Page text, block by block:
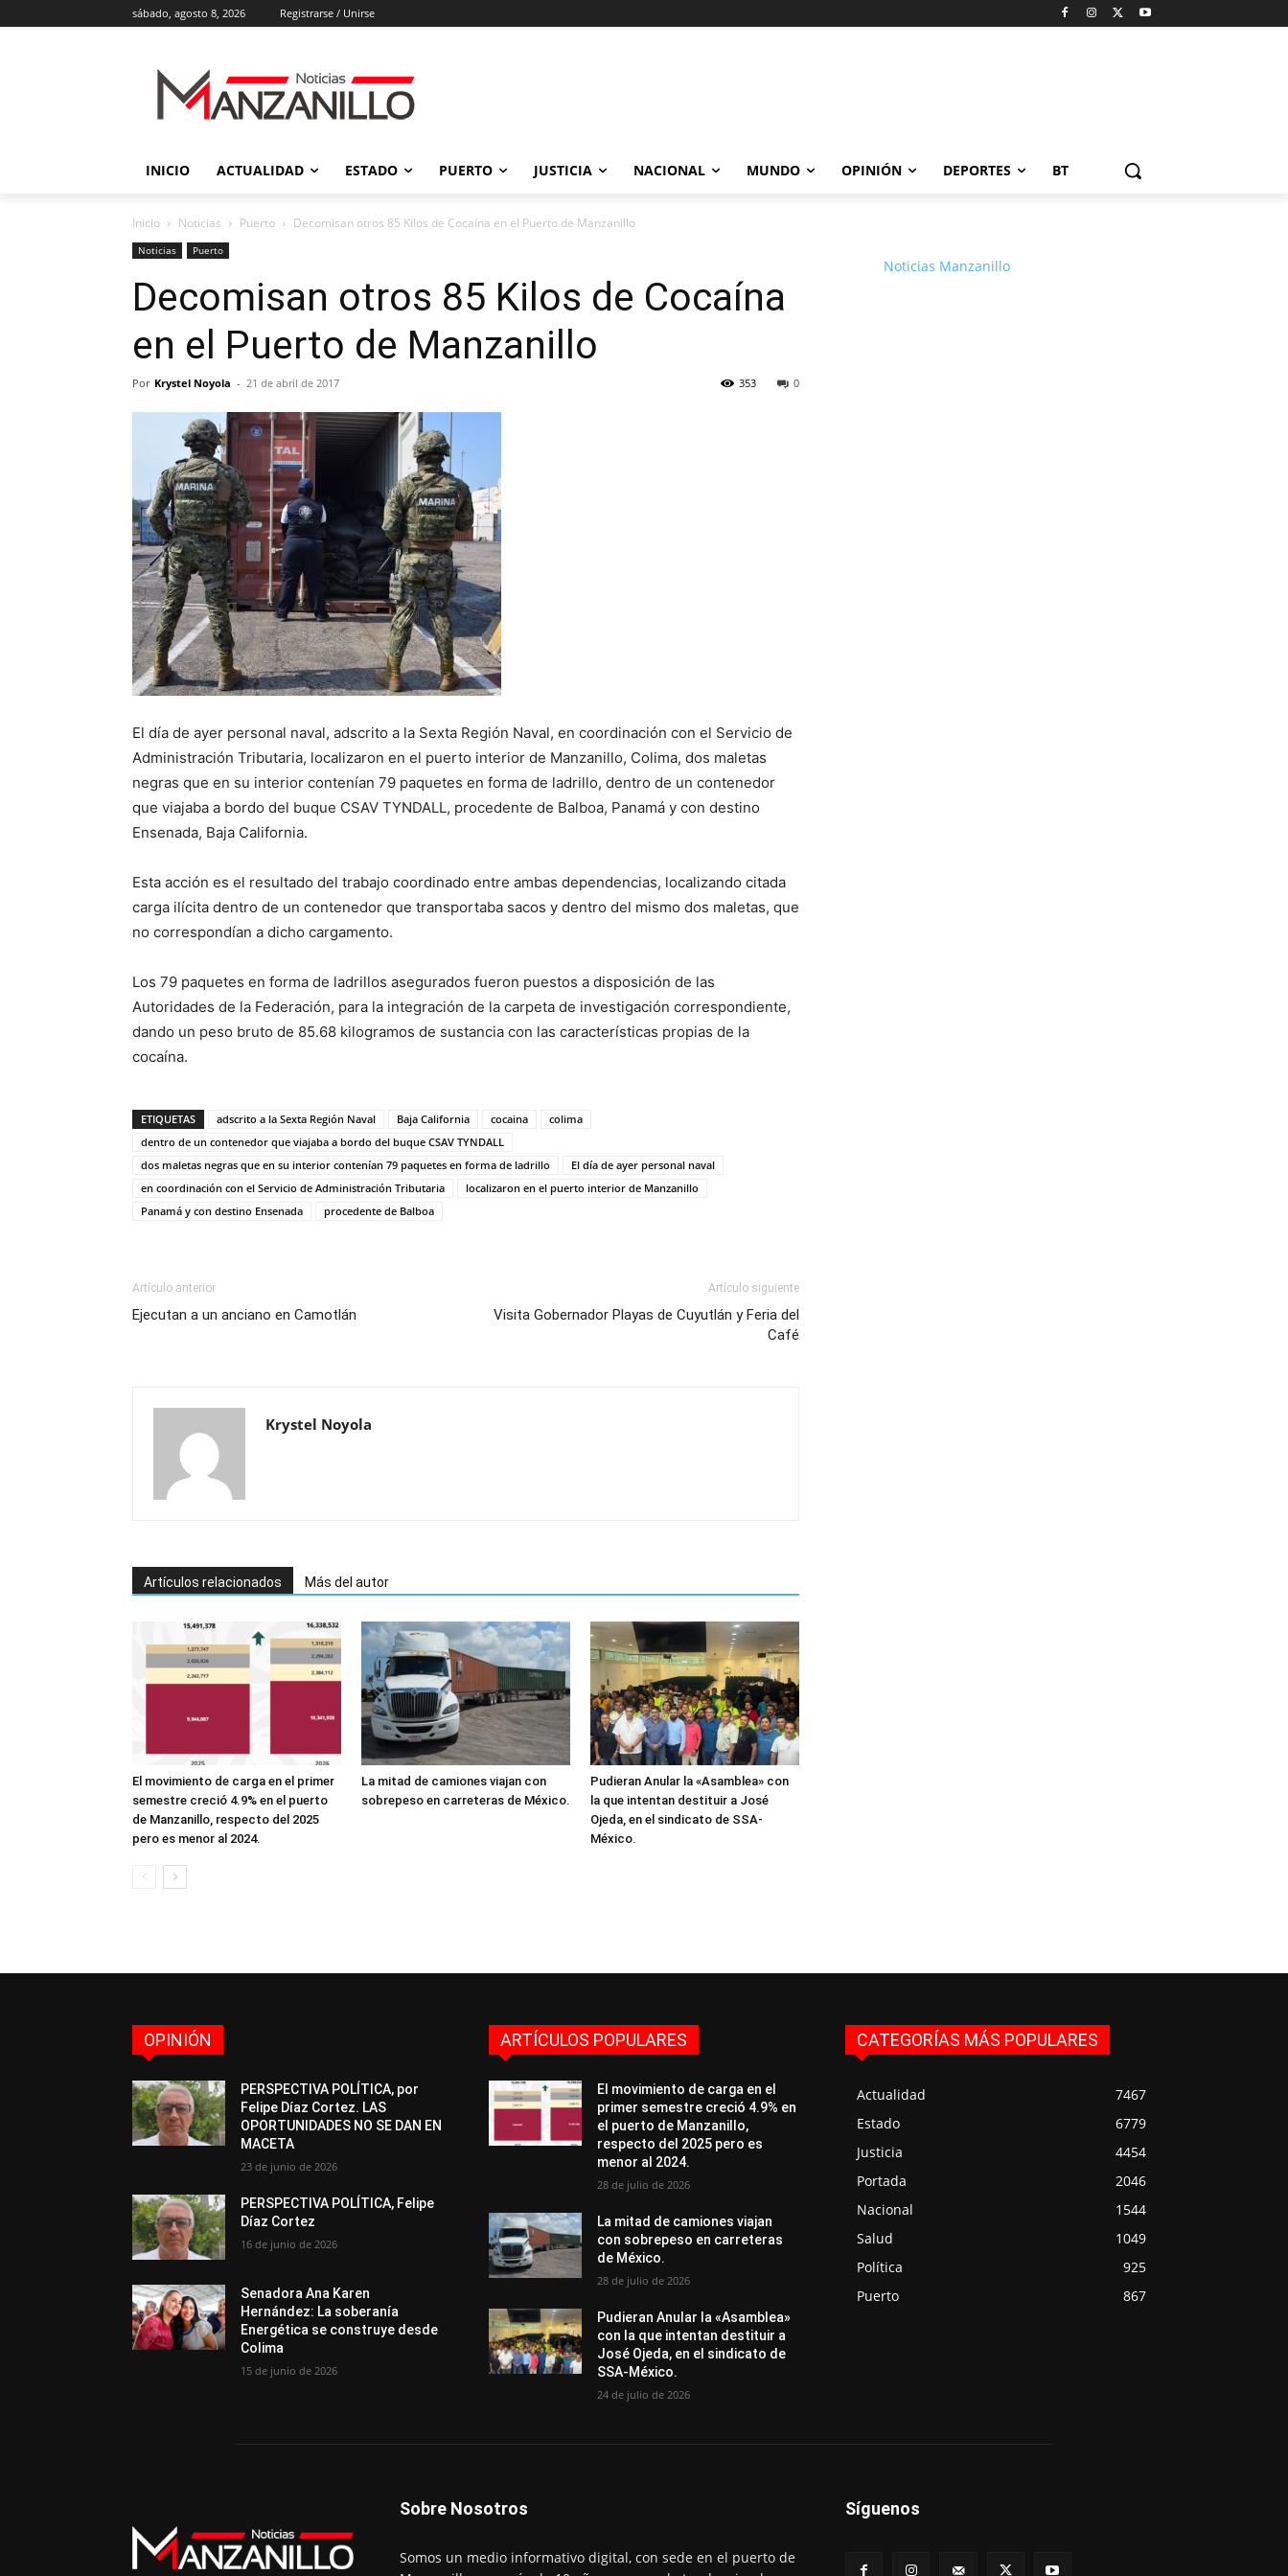
sábado, agosto 8, 2026 Registrarse / Unirse
INICIO ACTUALIDAD ESTADO PUERTO JUSTICIA NACIONAL MUNDO OPINIÓN DEPORTES BT
Inicio Noticias Puerto Decomisan otros 85 Kilos de Cocaína en el Puerto de Manzanillo
Noticias Puerto
Decomisan otros 85 Kilos de Cocaína
en el Puerto de Manzanillo
Por Krystel Noyola - 21 de abril de 2017 0
353
El día de ayer personal naval, adscrito a la Sexta Región Naval, en coordinación con el Servicio de
Administración Tributaria, localizaron en el puerto interior de Manzanillo, Colima, dos maletas
negras que en su interior contenían 79 paquetes en forma de ladrillo, dentro de un contenedor
que viajaba a bordo del buque CSAV TYNDALL, procedente de Balboa, Panamá y con destino
Ensenada, Baja California.
Esta acción es el resultado del trabajo coordinado entre ambas dependencias, localizando citada
carga ilícita dentro de un contenedor que transportaba sacos y dentro del mismo dos maletas, que
no correspondían a dicho cargamento.
Los 79 paquetes en forma de ladrillos asegurados fueron puestos a disposición de las
Autoridades de la Federación, para la integración de la carpeta de investigación correspondiente,
dando un peso bruto de 85.68 kilogramos de sustancia con las características propias de la
cocaína.
ETIQUETAS adscrito a la Sexta Región Naval Baja California cocaina
colima
dentro de un contenedor que viajaba a bordo del buque CSAV TYNDALL
dos maletas negras que en su interior contenían 79 paquetes en forma de ladrillo
El día de ayer personal naval
en coordinación con el Servicio de Administración Tributaria
localizaron en el puerto interior de Manzanillo
Panamá y con destino Ensenada
procedente de Balboa
Artículo anterior
Ejecutan a un anciano en Camotlán
Artículo siguiente
Visita Gobernador Playas de Cuyutlán y Feria del
Café
Krystel Noyola
Artículos relacionados Más del autor
El movimiento de carga en el primer
semestre creció 4.9% en el puerto
de Manzanillo, respecto del 2025
pero es menor al 2024.
La mitad de camiones viajan con
sobrepeso en carreteras de México.
Pudieran Anular la «Asamblea» con
la que intentan destituir a José
Ojeda, en el sindicato de SSA-
México.
Noticias Manzanillo
OPINIÓN
PERSPECTIVA POLÍTICA, por
Felipe Díaz Cortez. LAS
OPORTUNIDADES NO SE DAN EN
MACETA
23 de junio de 2026
PERSPECTIVA POLÍTICA, Felipe
Díaz Cortez
16 de junio de 2026
Senadora Ana Karen
Hernández: La soberanía
Energética se construye desde
Colima
15 de junio de 2026
ARTÍCULOS POPULARES
El movimiento de carga en el
primer semestre creció 4.9% en
el puerto de Manzanillo,
respecto del 2025 pero es
menor al 2024.
28 de julio de 2026
La mitad de camiones viajan
con sobrepeso en carreteras
de México.
28 de julio de 2026
Pudieran Anular la «Asamblea»
con la que intentan destituir a
José Ojeda, en el sindicato de
SSA-México.
24 de julio de 2026
CATEGORÍAS MÁS POPULARES
Actualidad
7467
Estado
6779
Justicia
4454
Portada
2046
Nacional
1544
Salud
1049
Política
925
Puerto
867
Sobre Nosotros
Somos un medio informativo digital, con sede en el puerto de
Síguenos